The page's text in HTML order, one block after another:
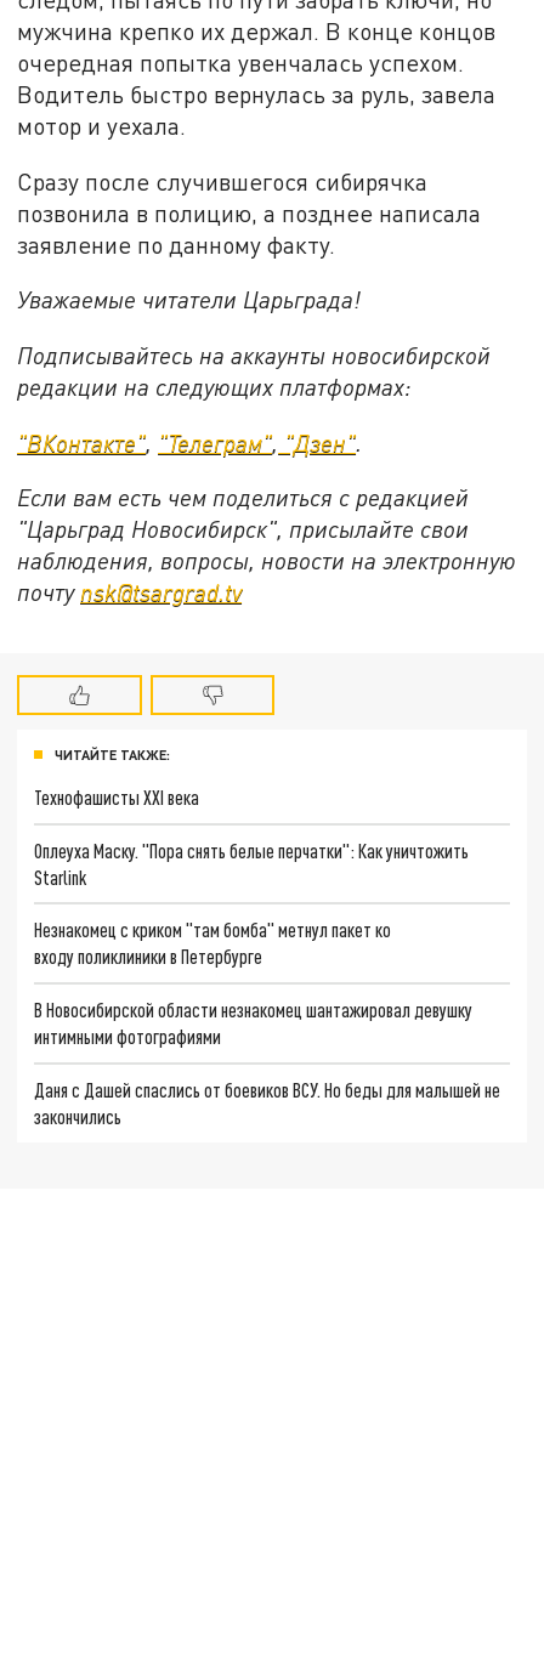
мужчина крепко их держал. В конце концов
очередная попытка увенчалась успехом.
Водитель быстро вернулась за руль, завела
мотор и уехала.
Сразу после случившегося сибирячка
позвонила в полицию, а позднее написала
заявление по данному факту.
Уважаемые читатели Царьграда!
Подписывайтесь на аккаунты новосибирской
редакции на следующих платформах:
"ВКонтакте" "Телеграм" "Дзен"
Если вам есть чем поделиться с редакцией
"Царьград Новосибирск", присылайте свои
наблюдения, вопросы, новости на электронную
почту nsk@tsargrad.tv
ЧИТАЙТЕ ТАКЖЕ:
Технофашисты XXI века
Оплеуха Маску. "Пора снять белые перчатки": Как уничтожить
Starlink
Незнакомец с криком "там бомба" метнул пакет ко
входу поликлиники в Петербурге
В Новосибирской области незнакомец шантажировал девушку
интимными фотографиями
Даня с Дашей спаслись от боевиков ВСУ. Но беды для малышей не
закончились